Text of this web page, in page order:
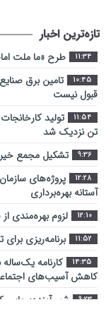
تازه‌ترین اخبار
11:34 طرح «ما ملت
10:45
تامین برق
قبول نیست
11:54
تن نزدیک شد
9:36 تشکیل مجمع
12:28
پروژه‌های
آستانه بهره‌برداری
12:10 لزوم بهره‌مندی
11:52 برنامه‌ریزی
14:35
کارنامه
کاهش آسیب‌های
9:23 شهر آینده؛